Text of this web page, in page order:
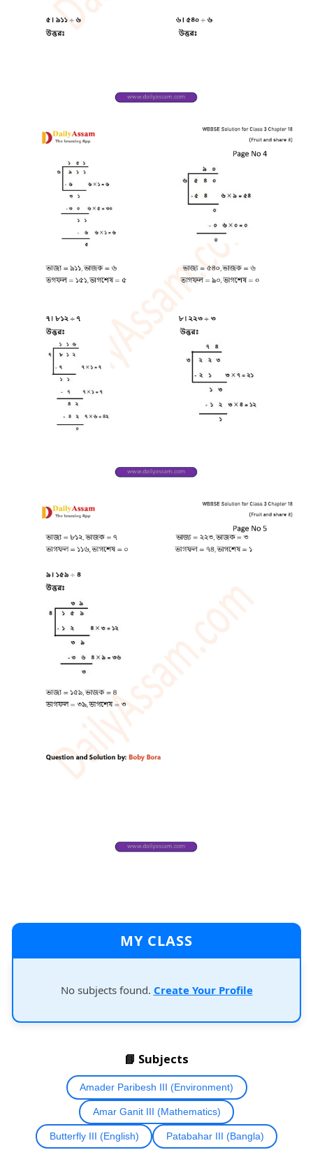
MY CLASS
No subjects found. Create Your Profile
📘 Subjects
Amader Paribesh III (Environment)
Amar Ganit III (Mathematics)
Butterfly III (English) Patabahar III (Bangla)